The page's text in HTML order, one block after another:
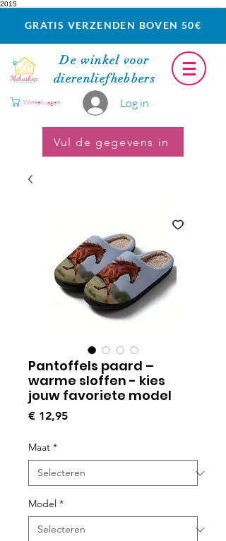
2015
GRATIS VERZENDEN BOVEN 50€
De winkel voor
dierenliefhebbers
Log in
Winkelwagen
Vul de gegevens in
Pantoffels paard –
warme sloffen - kies
jouw favoriete model
€ 12,95Prijs
Maat *
Model *